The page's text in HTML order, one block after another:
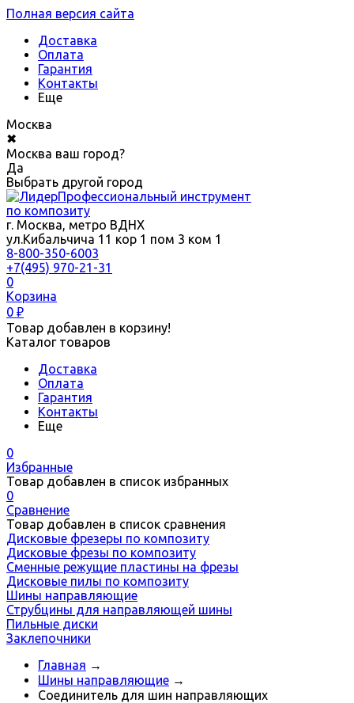
Полная версия сайта
Доставка
Оплата
Гарантия
Контакты
Еще
Москва
✖
Москва ваш город?
Да
Выбрать другой город
Профессиональный инструмент
по композиту
г. Москва, метро ВДНХ
ул.Кибальчича 11 кор 1 пом 3 ком 1
8-800-350-6003
+7(495) 970-21-31
0
Корзина
0 ₽
Товар добавлен в корзину!
Каталог товаров
Доставка
Оплата
Гарантия
Контакты
Еще
0
Избранные
Товар добавлен в список избранных
0
Сравнение
Товар добавлен в список сравнения
Дисковые фрезеры по композиту
Дисковые фрезы по композиту
Сменные режущие пластины на фрезы
Дисковые пилы по композиту
Шины направляющие
Струбцины для направляющей шины
Пильные диски
Заклепочники
Главная →
Шины направляющие →
Соединитель для шин направляющих